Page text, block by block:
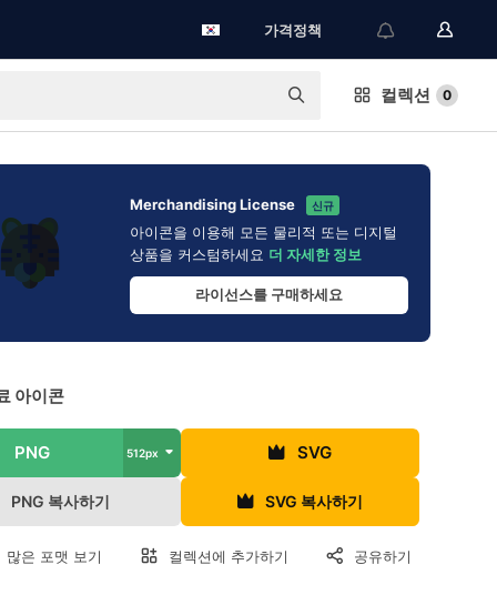
가격정책
컬렉션 0
Merchandising License 신규
아이콘을 이용해 모든 물리적 또는 디지털
상품을 커스텀하세요 더 자세한 정보
라이선스를 구매하세요
아이콘
PNG 512px SVG
PNG 복사하기 SVG 복사하기
많은 포맷 보기 컬렉션에 추가하기 공유하기